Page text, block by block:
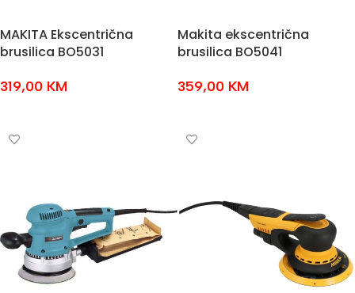
MAKITA Ekscentrična
brusilica BO5031
319,00 KM
Makita ekscentrična
brusilica BO5041
359,00 KM